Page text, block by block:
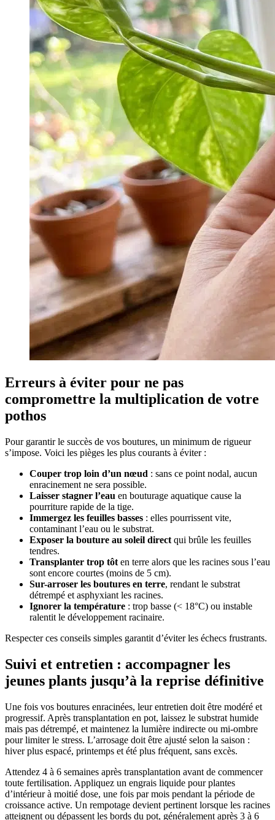
Erreurs à éviter pour ne pas
compromettre la multiplication de votre
pothos
Pour garantir le succès de vos boutures, un minimum de rigueur
s’impose. Voici les pièges les plus courants à éviter :
Couper trop loin d’un nœud : sans ce point nodal, aucun
enracinement ne sera possible.
Laisser stagner l’eau en bouturage aquatique cause la
pourriture rapide de la tige.
Immergez les feuilles basses : elles pourrissent vite,
contaminant l’eau ou le substrat.
Exposer la bouture au soleil direct qui brûle les feuilles
tendres.
Transplanter trop tôt en terre alors que les racines sous l’eau
sont encore courtes (moins de 5 cm).
Sur-arroser les boutures en terre, rendant le substrat
détrempé et asphyxiant les racines.
Ignorer la température : trop basse (< 18°C) ou instable
ralentit le développement racinaire.
Respecter ces conseils simples garantit d’éviter les échecs frustrants.
Suivi et entretien : accompagner les
jeunes plants jusqu’à la reprise définitive
Une fois vos boutures enracinées, leur entretien doit être modéré et
progressif. Après transplantation en pot, laissez le substrat humide
mais pas détrempé, et maintenez la lumière indirecte ou mi-ombre
pour limiter le stress. L’arrosage doit être ajusté selon la saison :
hiver plus espacé, printemps et été plus fréquent, sans excès.
Attendez 4 à 6 semaines après transplantation avant de commencer
toute fertilisation. Appliquez un engrais liquide pour plantes
d’intérieur à moitié dose, une fois par mois pendant la période de
croissance active. Un rempotage devient pertinent lorsque les racines
atteignent ou dépassent les bords du pot, généralement après 3 à 6